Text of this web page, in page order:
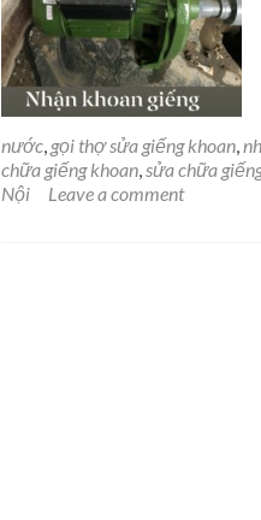
nước, gọi thợ sửa giếng khoan,
chữa giếng khoan,sửa chữa
Nội
Leave a comment